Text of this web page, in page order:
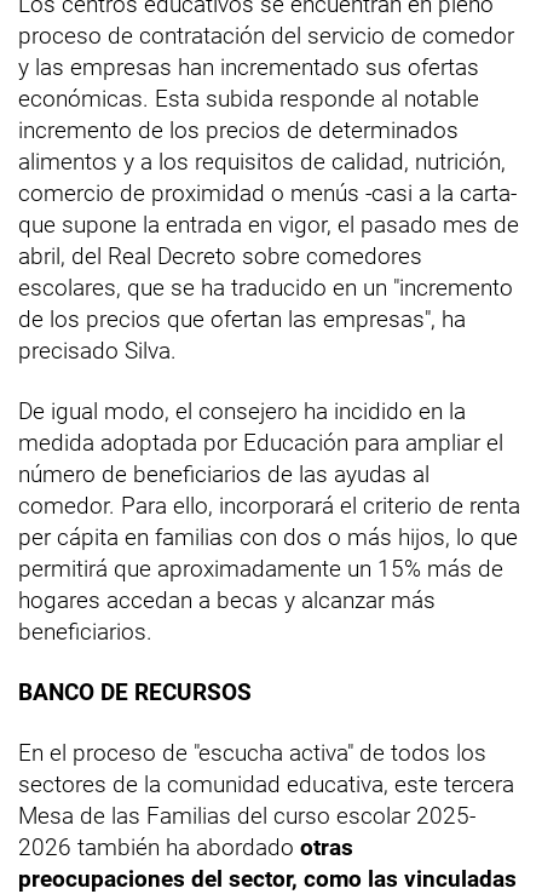
proceso de contratación del servicio de comedor
y las empresas han incrementado sus ofertas
económicas. Esta subida responde al notable
incremento de los precios de determinados
alimentos y a los requisitos de calidad, nutrición,
comercio de proximidad o menús -casi a la carta-
que supone la entrada en vigor, el pasado mes de
abril, del Real Decreto sobre comedores
escolares, que se ha traducido en un "incremento
de los precios que ofertan las empresas", ha
precisado Silva.
De igual modo, el consejero ha incidido en la
medida adoptada por Educación para ampliar el
número de beneficiarios de las ayudas al
comedor. Para ello, incorporará el criterio de renta
per cápita en familias con dos o más hijos, lo que
permitirá que aproximadamente un 15% más de
hogares accedan a becas y alcanzar más
beneficiarios.
BANCO DE RECURSOS
En el proceso de "escucha activa" de todos los
sectores de la comunidad educativa, este tercera
Mesa de las Familias del curso escolar 2025-
2026 también ha abordado otras
preocupaciones del sector, como las vinculadas